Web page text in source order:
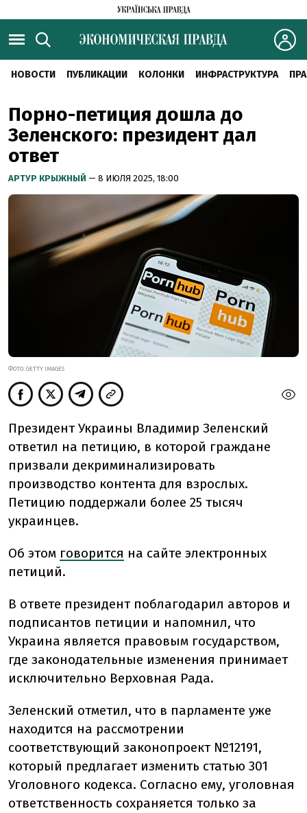
НОВОСТИ ПУБЛИКАЦИИ КОЛОНКИ ИНФРАСТРУКТУРА
Порно-петиция дошла до
Зеленского: президент дал
ответ
АРТУР КРЫЖНЫЙ — 8 ИЮЛЯ 2025, 18:00
ФОТО: GETTY IMAGES
Президент Украины Владимир Зеленский
ответил на петицию, в которой граждане
призвали декриминализировать
производство контента для взрослых.
Петицию поддержали более 25 тысяч
украинцев.
Об этом говорится на сайте электронных
петиций.
В ответе президент поблагодарил авторов и
подписантов петиции и напомнил, что
Украина является правовым государством,
где законодательные изменения принимает
исключительно Верховная Рада.
Зеленский отметил, что в парламенте уже
находится на рассмотрении
соответствующий законопроект №12191,
который предлагает изменить статью 301
Уголовного кодекса. Согласно ему, уголовная
ответственность сохраняется только за